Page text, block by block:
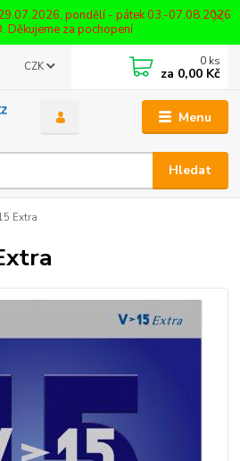
pondělí - pátek 03.-07.08.2026
Děkujeme za pochopení
Menu
CZK
Hledat
0 ks
za 0,00 Kč
Extra